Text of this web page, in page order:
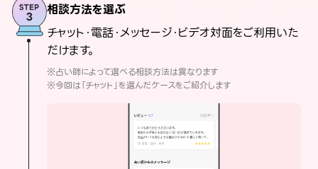
相談方法を選ぶ
チャット・電話・メッセージ・ビデオ対面をご利用いた
だけます。
※占い師によって選べる相談方法は異なります
※今回は「チャット」を選んだケースをご紹介します